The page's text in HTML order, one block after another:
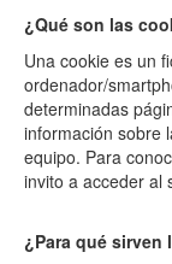
¿Qué son las
Una cookie es un
ordenador/
determinadas
información sobre
equipo. Para
invito a acceder al
¿Para qué sirven